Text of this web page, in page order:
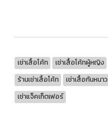
เช่าเสื้อโค้ท เช่าเสื้อโค้ทผู้หญิง
ร้านเช่าเสื้อโค้ท
เช่าเสื้อกันหนาว
เช่าแจ็คเก็ตเฟอร์